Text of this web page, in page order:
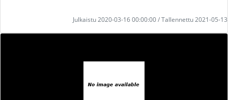
Julkaistu 2020-03-16 00:00:00 / Tallennettu 2021-05-13